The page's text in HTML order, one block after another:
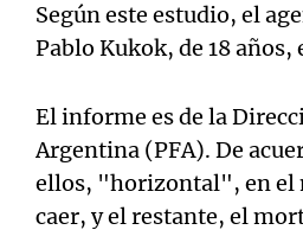
Según este estudio, el
Pablo Kukok, de 18
El informe es de la
Argentina (PFA). De
ellos, "horizontal", en el
caer, y el restante, el